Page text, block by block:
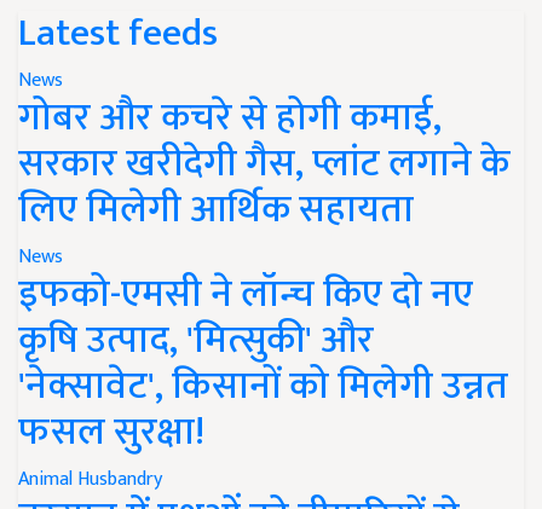
Latest feeds
News
गोबर और कचरे से होगी कमाई,
सरकार खरीदेगी गैस, प्लांट लगाने के
लिए मिलेगी आर्थिक सहायता
News
इफको-एमसी ने लॉन्च किए दो नए
कृषि उत्पाद, 'मित्सुकी' और
'नेक्सावेट', किसानों को मिलेगी उन्नत
फसल सुरक्षा!
Animal Husbandry